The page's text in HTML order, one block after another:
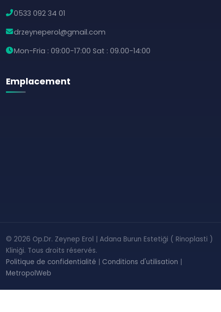
0533 092 34 01
drzeyneperol@gmail.com
Mon-Fria : 09:00-17:00 Sat : 09.00-14:00
Emplacement
© 2026 Op.Dr. Zeynep Erol | Adana Burun Estetiği ( Rinoplasti )
Kliniği. Tous droits réservés.
Politique de confidentialité | Conditions d'utilisation |
MetropolWeb